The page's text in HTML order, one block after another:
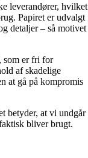
leverandører, hvilket
Papiret er udvalgt
detaljer – så motivet
som er fri for
af skadelige
at gå på kompromis
betyder, at vi undgår
bliver brugt.